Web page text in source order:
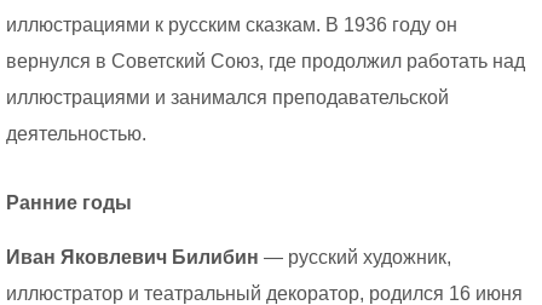
иллюстрациями к русским сказкам. В 1936 году он
вернулся в Советский Союз, где продолжил работать над
иллюстрациями и занимался преподавательской
деятельностью.
Ранние годы
Иван Яковлевич Билибин — русский художник,
иллюстратор и театральный декоратор, родился 16 июня